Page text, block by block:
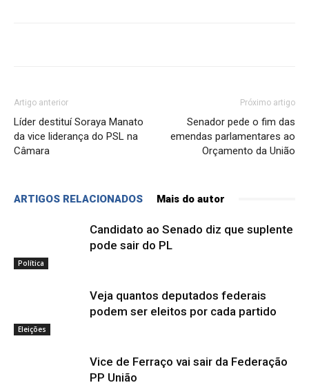
Artigo anterior
Líder destituí Soraya Manato
da vice liderança do PSL na
Câmara
Próximo artigo
Senador pede o fim das
emendas parlamentares ao
Orçamento da União
ARTIGOS RELACIONADOS Mais do autor
Política
Candidato ao Senado diz que suplente
pode sair do PL
Eleições
Veja quantos deputados federais
podem ser eleitos por cada partido
Vice de Ferraço vai sair da Federação
PP União